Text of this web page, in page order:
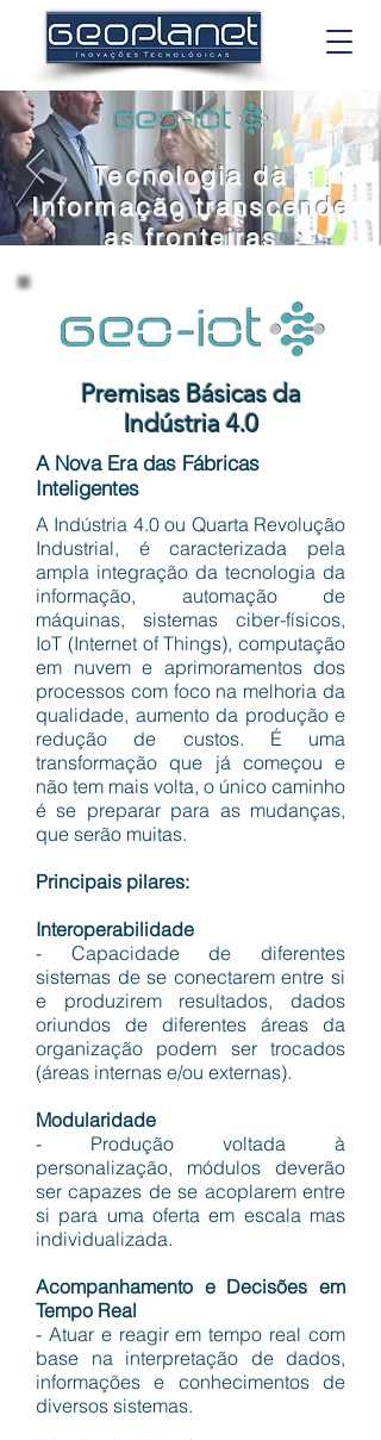
Tecnologia da
Informação transcende
as fronteiras
Premisas Básicas da
Indústria 4.0
A Nova Era das Fábricas
Inteligentes
A Indústria 4.0 ou Quarta Revolução
Industrial, é caracterizada pela
ampla integração da tecnologia da
informação, automação de
máquinas, sistemas ciber-físicos,
IoT (Internet of Things), computação
em nuvem e aprimoramentos dos
processos com foco na melhoria da
qualidade, aumento da produção e
redução de custos. É uma
transformação que já começou e
não tem mais volta, o único caminho
é se preparar para as mudanças,
que serão muitas.
Principais pilares:
Interoperabilidade
- Capacidade de diferentes
sistemas de se conectarem entre si
e produzirem resultados, dados
oriundos de diferentes áreas da
organização podem ser trocados
(áreas internas e/ou externas).
Modularidade
- Produção voltada à
personalização, módulos deverão
ser capazes de se acoplarem entre
si para uma oferta em escala mas
individualizada.
Acompanhamento e Decisões em
Tempo Real
- Atuar e reagir em tempo real com
base na interpretação de dados,
informações e conhecimentos de
diversos sistemas.